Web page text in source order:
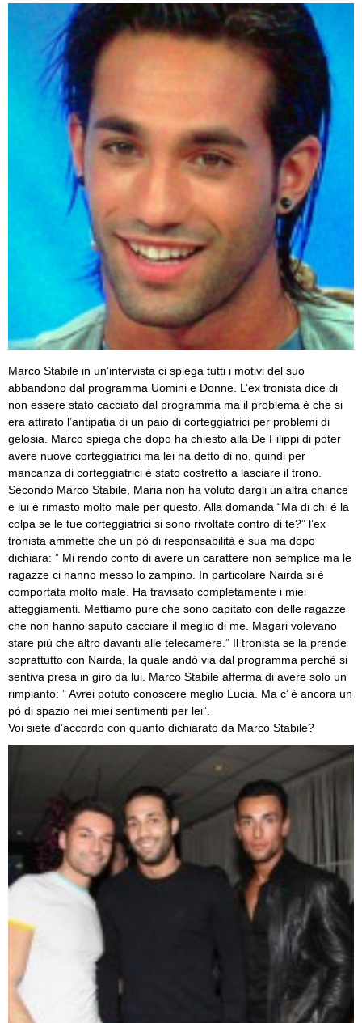
Marco Stabile in un’intervista ci spiega tutti i motivi del suo
abbandono dal programma Uomini e Donne. L’ex tronista dice di
non essere stato cacciato dal programma ma il problema è che si
era attirato l’antipatia di un paio di corteggiatrici per problemi di
gelosia. Marco spiega che dopo ha chiesto alla De Filippi di poter
avere nuove corteggiatrici ma lei ha detto di no, quindi per
mancanza di corteggiatrici è stato costretto a lasciare il trono.
Secondo Marco Stabile, Maria non ha voluto dargli un’altra chance
e lui è rimasto molto male per questo. Alla domanda “Ma di chi è la
colpa se le tue corteggiatrici si sono rivoltate contro di te?” l’ex
tronista ammette che un pò di responsabilità è sua ma dopo
dichiara: ” Mi rendo conto di avere un carattere non semplice ma le
ragazze ci hanno messo lo zampino. In particolare Nairda si è
comportata molto male. Ha travisato completamente i miei
atteggiamenti. Mettiamo pure che sono capitato con delle ragazze
che non hanno saputo cacciare il meglio di me. Magari volevano
stare più che altro davanti alle telecamere.” Il tronista se la prende
soprattutto con Nairda, la quale andò via dal programma perchè si
sentiva presa in giro da lui. Marco Stabile afferma di avere solo un
rimpianto: ” Avrei potuto conoscere meglio Lucia. Ma c’ è ancora un
pò di spazio nei miei sentimenti per lei”.
Voi siete d’accordo con quanto dichiarato da Marco Stabile?